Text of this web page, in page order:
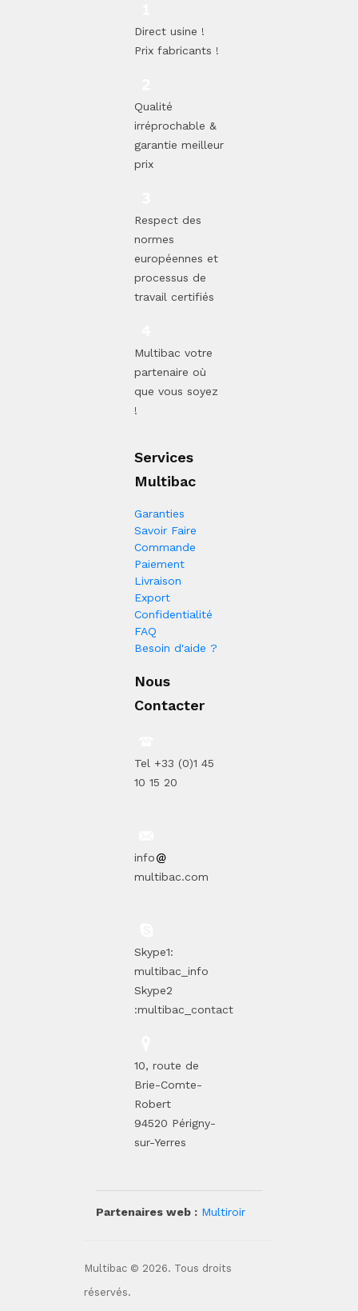
Direct usine !
Prix fabricants !
Qualité
irréprochable &
garantie meilleur
prix
Respect des
normes
européennes et
processus de
travail certifiés
Multibac votre
partenaire où
que vous soyez
!
Services
Multibac
Garanties
Savoir Faire
Commande
Paiement
Livraison
Export
Confidentialité
FAQ
Besoin d'aide ?
Nous
Contacter
Tel +33 (0)1 45
10 15 20
info
multibac.com
Skype1:
multibac_info
Skype2
:multibac_contact
10, route de
Brie-Comte-
Robert
94520 Périgny-
sur-Yerres
Partenaires web : Multiroir
Multibac © 2026. Tous droits
réservés.